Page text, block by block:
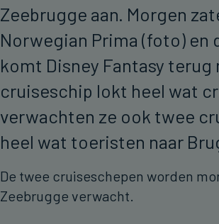
Zeebrugge aan. Morgen
Norwegian Prima (foto) en
komt Disney Fantasy terug
cruiseschip lokt heel wat
verwachten ze ook twee
heel wat toeristen naar
De twee cruiseschepen worden
Zeebrugge verwacht.